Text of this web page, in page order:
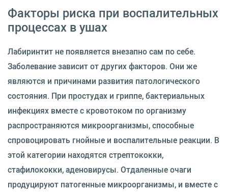
Факторы риска при воспалительных
процессах в ушах
Лабиринтит не появляется внезапно сам по себе.
Заболевание зависит от других факторов. Они же
являются и причинами развития патологического
состояния. При простудах и гриппе, бактериальных
инфекциях вместе с кровотоком по организму
распространяются микроорганизмы, способные
спровоцировать гнойные и воспалительные реакции. В
этой категории находятся стрептококки,
стафилококки, аденовирусы. Отдаленные очаги
продуцируют патогенные микроорганизмы, и вместе с